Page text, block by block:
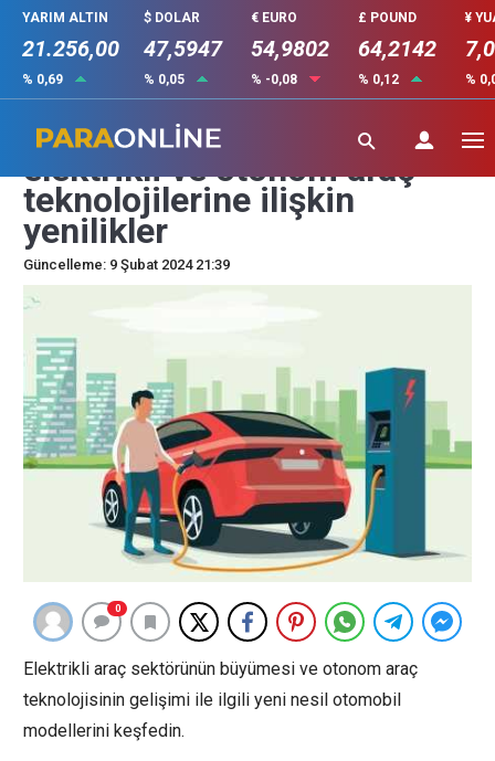
YARIM ALTIN
21.256,00
% 0,69
$ DOLAR
47,5947
% 0,05
€ EURO
54,9802
% -0,08
£ POUND
64,2142
% 0,12
¥
%
Otomotiv sektöründe
elektrikli ve otonom araç
teknolojilerine ilişkin
yenilikler
Güncelleme: 9 Şubat 2024 21:39
0
Elektrikli araç sektörünün büyümesi ve otonom araç
teknolojisinin gelişimi ile ilgili yeni nesil otomobil
modellerini keşfedin.